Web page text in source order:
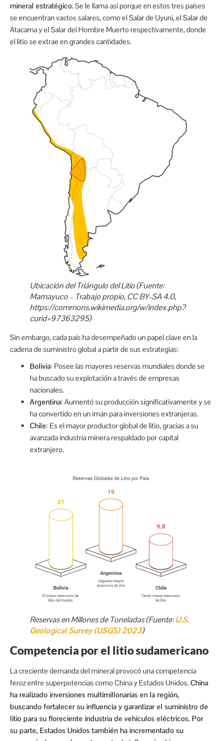
mineral estratégico. Se le llama así porque en estos tres países
se encuentran vastos salares, como el Salar de Uyuni, el Salar de
Atacama y el Salar del Hombre Muerto respectivamente, donde
el litio se extrae en grandes cantidades.
Ubicación del Triángulo del Litio (Fuente:
Mamayuco – Trabajo propio, CC BY-SA 4.0,
https://commons.wikimedia.org/w/index.php?
curid=97363295)
Sin embargo, cada país ha desempeñado un papel clave en la
cadena de suministro global a partir de sus estrategias:
Bolivia: Posee las mayores reservas mundiales donde se
ha buscado su explotación a través de empresas
nacionales.
Argentina: Aumentó su producción significativamente y se
ha convertido en un imán para inversiones extranjeras.
Chile: Es el mayor productor global de litio, gracias a su
avanzada industria minera respaldado por capital
extranjero.
Reservas en Millones de Toneladas (Fuente:U.S.
Geological Survey (USGS) 2023)
Competencia por el litio sudamericano
La creciente demanda del mineral provocó una competencia
feroz entre superpotencias como China y Estados Unidos.China
ha realizado inversiones multimillonarias en la región,
buscando fortalecer su influencia y garantizar el suministro de
litio para su floreciente industria de vehículos eléctricos. Por
su parte, Estados Unidos también ha incrementado su